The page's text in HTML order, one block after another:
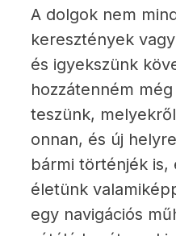
A dolgok nem
keresztények
és igyekszünk
hozzátenném
teszünk,
onnan, és új
bármi történjék is,
életünk
egy navigációs